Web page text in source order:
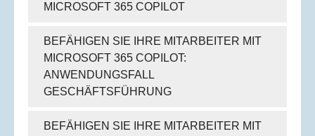
MICROSOFT 365 COPILOT
BEFÄHIGEN SIE IHRE MITARBEITER MIT
MICROSOFT 365 COPILOT:
ANWENDUNGSFALL
GESCHÄFTSFÜHRUNG
BEFÄHIGEN SIE IHRE MITARBEITER MIT